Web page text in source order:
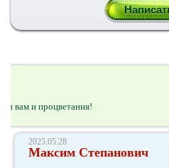
вам и процветания!
2025.05.28
Максим Степанович